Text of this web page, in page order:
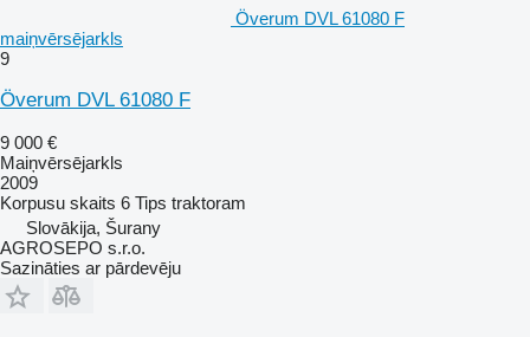
Överum DVL 61080 F
maiņvērsējarkls
9
Överum DVL 61080 F
9 000 €
Maiņvērsējarkls
2009
Korpusu skaits 6 Tips traktoram
Slovākija, Šurany
AGROSEPO s.r.o.
Sazināties ar pārdevēju